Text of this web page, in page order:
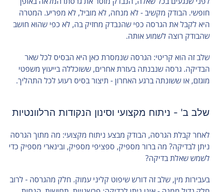
חופשי. הבודק מקשיב - לא מנחה, לא מוביל, לא מפריע. המטרה
היא לקבל את הגרסה כפי שהנבדק מחזיק בה, לא כפי שהוא חושב
שהבודק רוצה לשמוע אותה.
שלב זה הוא קריטי: הגרסה שנמסרת כאן היא הבסיס לכל שאר
הבדיקה. גרסה שנבנתה בעזרת אחרים, ששוכללה בייעוץ משפטי
מוגזם, או ששונתה ברגע האחרון - תיצור בסיס רעוע לכל התהליך.
שלב ב' - ניתוח מקצועי וסינון הנקודות הרלוונטיות
לאחר קבלת הגרסה, הבודק מבצע ניתוח מקצועי: מה מתוך הגרסה
ניתן לבדיקה? מה ברור מספיק, ספציפי מספיק, ובינארי מספיק כדי
לשמש שאלת בדיקה?
בעבירות מין, שלב זה דורש שיפוט קליני עמוק. חלק מהגרסה - לרוב